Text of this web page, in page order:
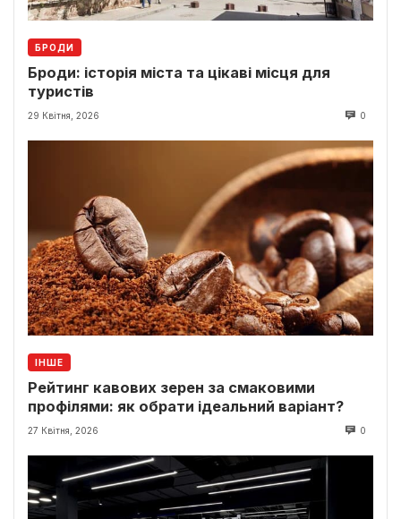
БРОДИ
Броди: історія міста та цікаві місця для
туристів
29 Квітня, 2026 0
ІНШЕ
Рейтинг кавових зерен за смаковими
профілями: як обрати ідеальний варіант?
27 Квітня, 2026 0